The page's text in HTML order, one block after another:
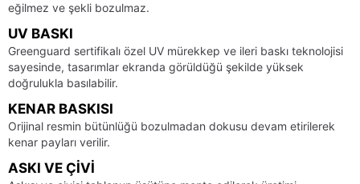
eğilmez ve şekli bozulmaz.
UV BASKI
Greenguard sertifikalı özel UV mürekkep ve ileri baskı teknolojisi
sayesinde, tasarımlar ekranda görüldüğü şekilde yüksek
doğrulukla basılabilir.
KENAR BASKISI
Orijinal resmin bütünlüğü bozulmadan dokusu devam etirilerek
kenar payları verilir.
ASKI VE ÇIVI